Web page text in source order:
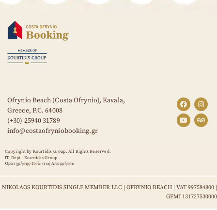
Ofrynio Beach (Costa Ofrynio), Kavala,
Greece, P.C. 64008
(+30) 25940 31789
info@costaofryniobooking.gr
Copyright by Kourtidis Group. All Rights Reserved.
IT. Dept - Kourtidis Group
Όροι χρήσης-Πολιτική Απορρήτου
NIKOLAOS KOURTIDIS SINGLE MEMBER LLC | OFRYNIO BEACH | VAT 997584800 |
GEMI 131727530000